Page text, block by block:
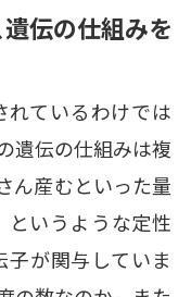
遺伝の仕組みを
れているわけでは
遺伝の仕組みは複
ん産むといった量
いうような定性
が関与していま